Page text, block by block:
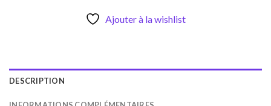
Ajouter à la wishlist
DESCRIPTION